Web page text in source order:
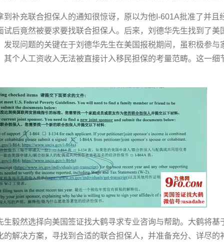
到补充联合担保人的通知很惊讶，原以为他I-601A批准了并且
试后竟然被要求要找联合担保人。后来，刘德华先生找到了
发现问题的关键在于刘德华先生在美国报税期间，虽积极参
其个人工资收入无法被直接计入移民担保的考量范畴。这一
生毅然选择向美国签证找大鹤寻求专业咨询与帮助。大鹤将
的解决方案，寻找到合适的联合担保人，并准备充分、详尽